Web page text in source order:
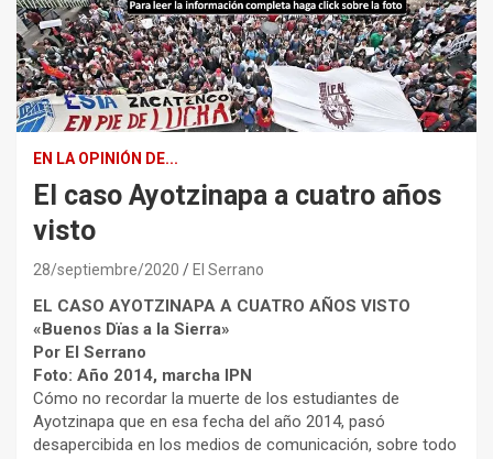
EN LA OPINIÓN DE...
El caso Ayotzinapa a cuatro años
visto
28/septiembre/2020 El Serrano
EL CASO AYOTZINAPA A CUATRO AÑOS VISTO
«Buenos Dïas a la Sierra»
Por El Serrano
Foto: Año 2014, marcha IPN
Cómo no recordar la muerte de los estudiantes de
Ayotzinapa que en esa fecha del año 2014, pasó
desapercibida en los medios de comunicación, sobre todo